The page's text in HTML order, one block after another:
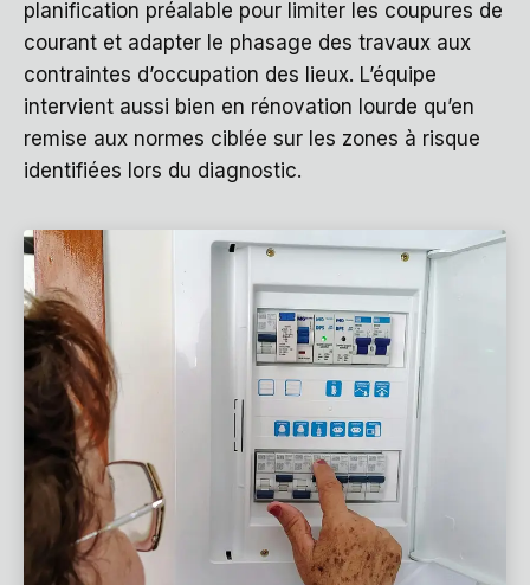
planification préalable pour limiter les coupures de
courant et adapter le phasage des travaux aux
contraintes d’occupation des lieux. L’équipe
intervient aussi bien en rénovation lourde qu’en
remise aux normes ciblée sur les zones à risque
identifiées lors du diagnostic.